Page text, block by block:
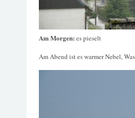
Am Morgen: es pieselt
Am Abend ist es warmer Nebel,